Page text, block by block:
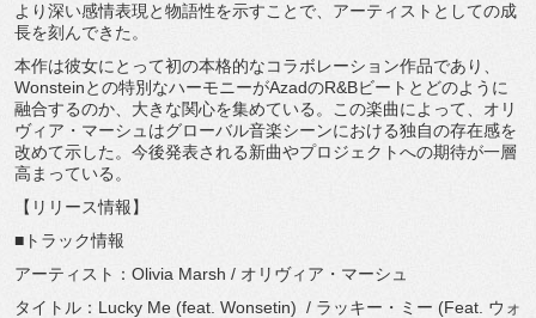
より深い感情表現と物語性を示すことで、アーティストとしての成
長を刻んできた。
本作は彼女にとって初の本格的なコラボレーション作品であり、
Wonsteinとの特別なハーモニーがAzadのR&Bビートとどのように
融合するのか、大きな関心を集めている。この楽曲によって、オリ
ヴィア・マーシュはグローバル音楽シーンにおける独自の存在感を
改めて示した。今後発表される新曲やプロジェクトへの期待が一層
高まっている。
【リリース情報】
■トラック情報
アーティスト：Olivia Marsh / オリヴィア・マーシュ
タイトル：Lucky Me (feat. Wonsetin) / ラッキー・ミー (Feat. ウォ